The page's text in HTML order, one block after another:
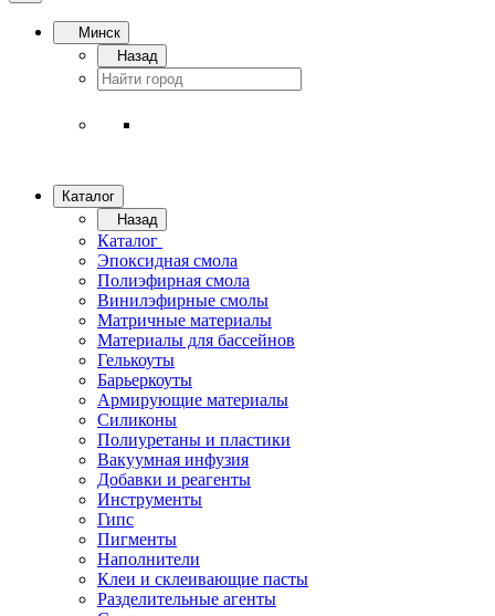
Минск
Назад
Каталог
Назад
Каталог
Эпоксидная смола
Полиэфирная смола
Винилэфирные смолы
Матричные материалы
Материалы для бассейнов
Гелькоуты
Барьеркоуты
Армирующие материалы
Силиконы
Полиуретаны и пластики
Вакуумная инфузия
Добавки и реагенты
Инструменты
Гипс
Пигменты
Наполнители
Клеи и склеивающие пасты
Разделительные агенты